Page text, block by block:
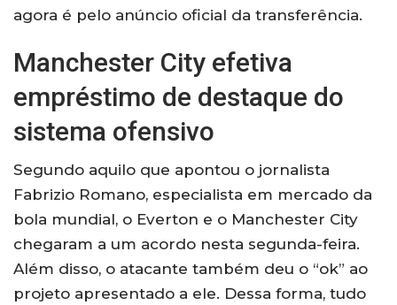
agora é pelo anúncio oficial da transferência.
Manchester City efetiva
empréstimo de destaque do
sistema ofensivo
Segundo aquilo que apontou o jornalista
Fabrizio Romano, especialista em mercado da
bola mundial, o Everton e o Manchester City
chegaram a um acordo nesta segunda-feira.
Além disso, o atacante também deu o “ok” ao
projeto apresentado a ele. Dessa forma, tudo